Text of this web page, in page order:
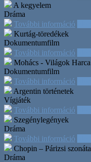
A kegyelem
Dráma
További információ
Kurtág-töredékek
Dokumentumfilm
További információ
Mohács - Világok Harca
Dokumentumfilm
További információ
Argentin történetek
Vígjáték
További információ
Szegénylegények
Dráma
További információ
Chopin – Párizsi szonáta
Dráma